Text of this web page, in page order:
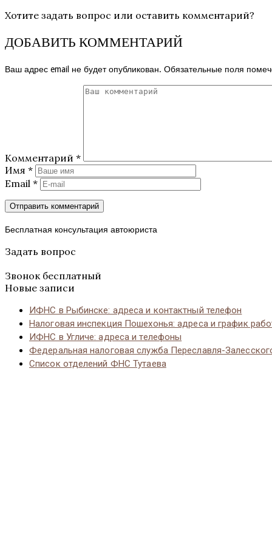
Хотите задать вопрос или оставить комментарий?
ДОБАВИТЬ КОММЕНТАРИЙ
Ваш адрес email не будет опубликован. Обязательные поля
Комментарий *
Имя *
Email *
Бесплатная консультация автоюриста
Задать вопрос
Звонок бесплатный
Новые записи
ИФНС в Рыбинске: адреса и контактный телефон
Налоговая инспекция Пошехонья: адреса и график
ИФНС в Угличе: адреса и телефоны
Федеральная налоговая служба Переславля-
Список отделений ФНС Тутаева